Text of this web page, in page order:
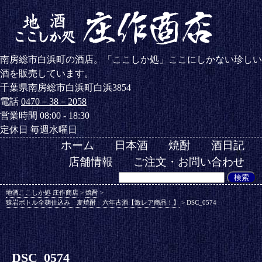
南房総市白浜町の酒店。「ここしか処」ここにしかない珍しい
酒を販売しています。
千葉県南房総市白浜町白浜3854
電話0470－38－2058
営業時間 08:00 - 18:30
定休日 毎週水曜日
ホーム 日本酒 焼酎
酒日記
店舗情報
ご注文・お問い合わせ
地酒ここしか処 庄作商店 >焼酎>
猿岩ボトル全麹仕込み 麦焼酎 六年古酒【激レア商品！】 >DSC_0574
DSC_0574